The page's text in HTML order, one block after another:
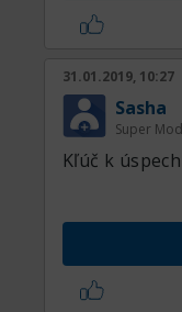
31.01.2019, 10:27
Sasha
Super
Kľúč k